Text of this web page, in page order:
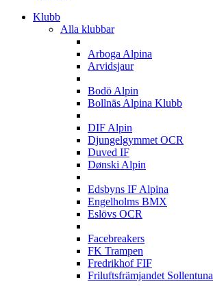
Klubb
Alla klubbar
Arboga Alpina
Arvidsjaur
Bodö Alpin
Bollnäs Alpina Klubb
DIF Alpin
Djungelgymmet OCR
Duved IF
Dønski Alpin
Edsbyns IF Alpina
Engelholms BMX
Eslövs OCR
Facebreakers
FK Trampen
Fredrikhof FIF
Friluftsfrämjandet Sollentuna